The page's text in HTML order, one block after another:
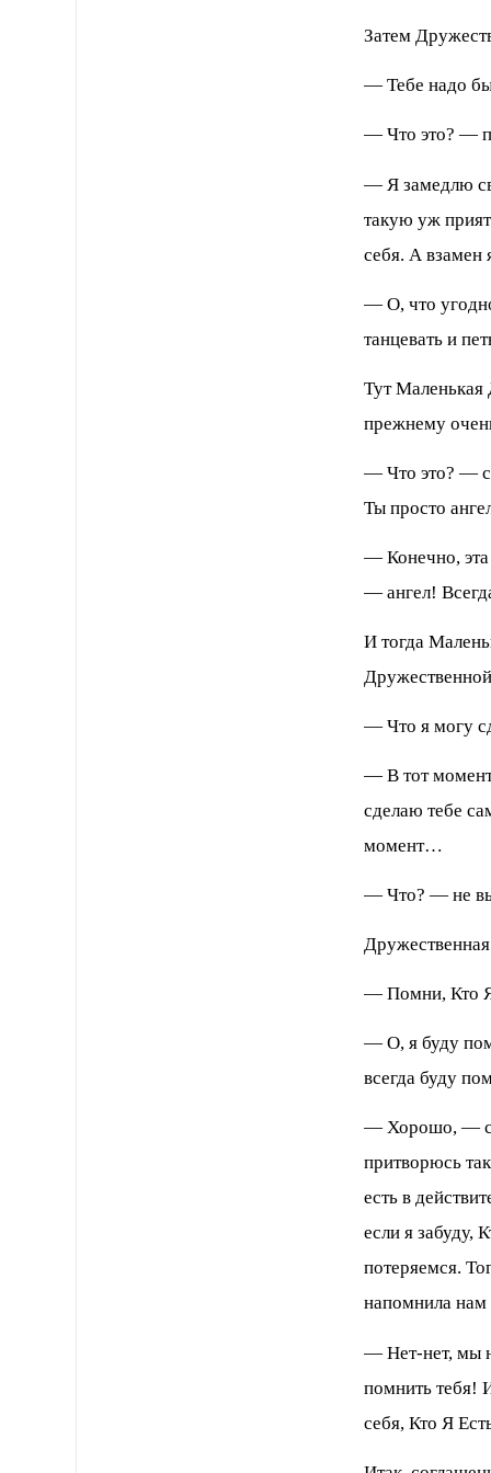
Затем
— Тебе надо
— Что это? —
— Я замедлю
такую уж
себя. А взамен
— О, что
танцевать и
Тут Маленькая
прежнему
— Что это? —
Ты просто
— Конечно,
— ангел!
И тогда
— Что я могу
— В тот момент,
сделаю тебе
момент…
— Что? — не
— Помни, Кто Я
— О, я буду
всегда буду
— Хорошо, —
притворюсь
есть в
если я забуду,
потеряемся.
напомнила
— Нет-нет, мы
помнить тебя!
себя, Кто Я